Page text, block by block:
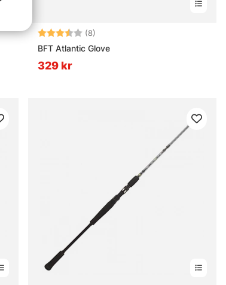
Betyg: (8)
BFT Atlantic Glove
329 kr